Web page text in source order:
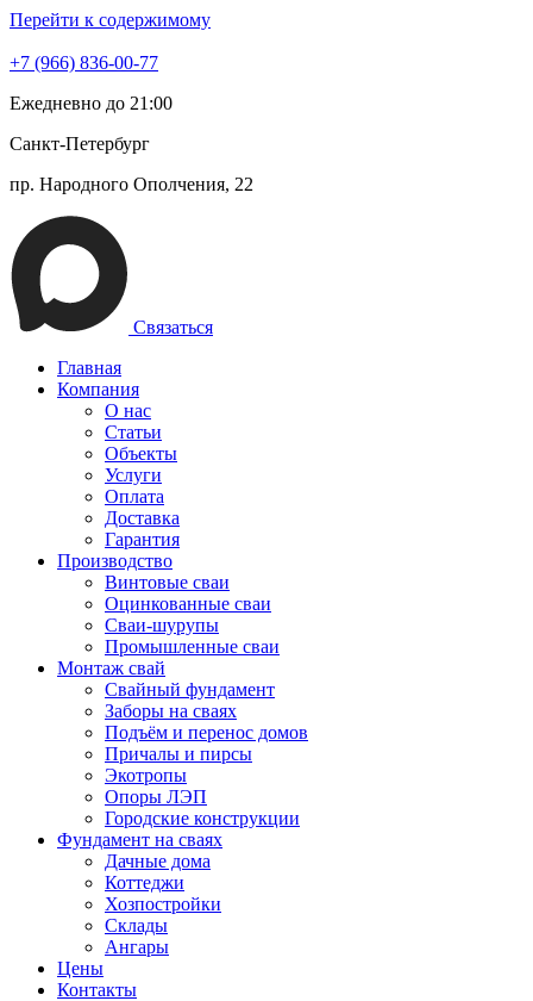
Перейти к содержимому
+7 (966) 836-00-77
Ежедневно до 21:00
Санкт-Петербург
пр. Народного Ополчения, 22
Связаться
Главная
Компания
О нас
Статьи
Объекты
Услуги
Оплата
Доставка
Гарантия
Производство
Винтовые сваи
Оцинкованные сваи
Сваи-шурупы
Промышленные сваи
Монтаж свай
Свайный фундамент
Заборы на сваях
Подъём и перенос домов
Причалы и пирсы
Экотропы
Опоры ЛЭП
Городские конструкции
Фундамент на сваях
Дачные дома
Коттеджи
Хозпостройки
Склады
Ангары
Цены
Контакты